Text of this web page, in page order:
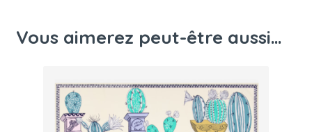
Vous aimerez peut-être aussi…